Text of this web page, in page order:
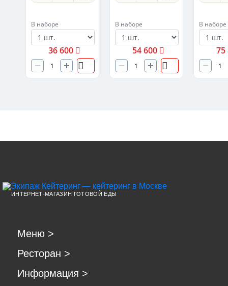
В наборе
36 600
В наборе
54 600
В наборе
ИНТЕРНЕТ-МАГАЗИН ГОТОВОЙ ЕДЫ
Меню >
Ресторан >
Информация >